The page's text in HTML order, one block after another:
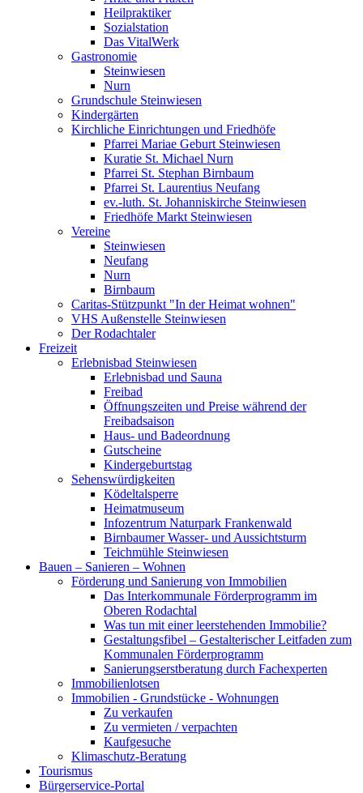
Heilpraktiker
Sozialstation
Das VitalWerk
Gastronomie
Steinwiesen
Nurn
Grundschule Steinwiesen
Kindergärten
Kirchliche Einrichtungen und Friedhöfe
Pfarrei Mariae Geburt Steinwiesen
Kuratie St. Michael Nurn
Pfarrei St. Stephan Birnbaum
Pfarrei St. Laurentius Neufang
ev.-luth. St. Johanniskirche Steinwiesen
Friedhöfe Markt Steinwiesen
Vereine
Steinwiesen
Neufang
Nurn
Birnbaum
Caritas-Stützpunkt "In der Heimat wohnen"
VHS Außenstelle Steinwiesen
Der Rodachtaler
Freizeit
Erlebnisbad Steinwiesen
Erlebnisbad und Sauna
Freibad
Öffnungszeiten und Preise während der
Freibadsaison
Haus- und Badeordnung
Gutscheine
Kindergeburtstag
Sehenswürdigkeiten
Ködeltalsperre
Heimatmuseum
Infozentrum Naturpark Frankenwald
Birnbaumer Wasser- und Aussichtsturm
Teichmühle Steinwiesen
Bauen – Sanieren – Wohnen
Förderung und Sanierung von Immobilien
Das Interkommunale Förderprogramm im
Oberen Rodachtal
Was tun mit einer leerstehenden Immobilie?
Gestaltungsfibel – Gestalterischer Leitfaden zum
Kommunalen Förderprogramm
Sanierungserstberatung durch Fachexperten
Immobilienlotsen
Immobilien - Grundstücke - Wohnungen
Zu verkaufen
Zu vermieten / verpachten
Kaufgesuche
Klimaschutz-Beratung
Tourismus
Bürgerservice-Portal